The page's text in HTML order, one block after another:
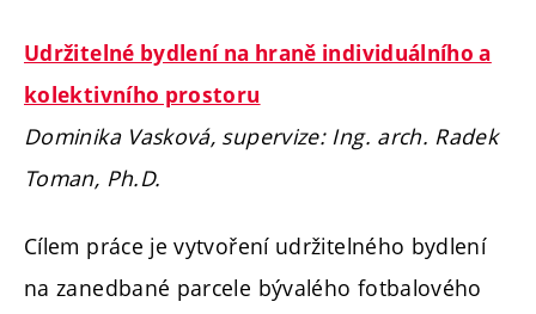
Udržitelné bydlení na hraně individuálního a
kolektivního prostoru
Dominika Vasková, supervize: Ing. arch. Radek
Toman, Ph.D.
Cílem práce je vytvoření udržitelného bydlení
na zanedbané parcele bývalého fotbalového